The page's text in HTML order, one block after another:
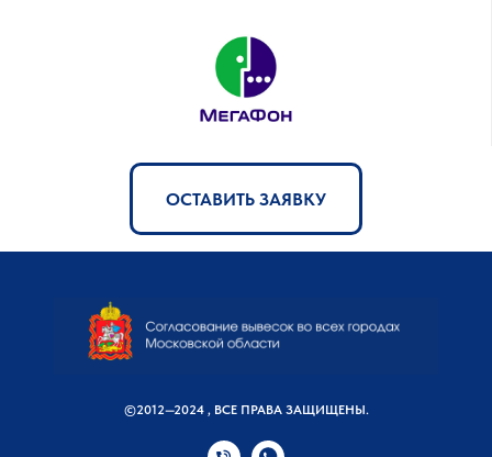
ОСТАВИТЬ ЗАЯВКУ
©2012—2024 , ВСЕ ПРАВА ЗАЩИЩЕНЫ.